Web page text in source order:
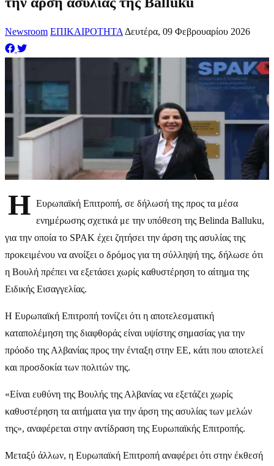
Newsroom ΕΠΙΚΑΙΡΟΤΗΤΑ Δευτέρα, 09 Φεβρουαρίου 2026
Η Ευρωπαϊκή Επιτροπή, σε δήλωσή της προς τα μέσα
ενημέρωσης σχετικά με την υπόθεση της Belinda Balluku,
για την οποία το SPAK έχει ζητήσει την άρση της ασυλίας της
προκειμένου να ανοίξει ο δρόμος για τη σύλληψή της, δήλωσε ότι
η Βουλή πρέπει να εξετάσει χωρίς καθυστέρηση το αίτημα της
Ειδικής Εισαγγελίας.
Η Ευρωπαϊκή Επιτροπή τονίζει ότι η αποτελεσματική
καταπολέμηση της διαφθοράς είναι υψίστης σημασίας για την
πρόοδο της Αλβανίας προς την ένταξη στην ΕΕ, κάτι που αποτελεί
και προσδοκία των πολιτών της.
«Είναι ευθύνη της Βουλής της Αλβανίας να εξετάζει χωρίς
καθυστέρηση τα αιτήματα για την άρση της ασυλίας των μελών
της», αναφέρεται στην αντίδραση της Ευρωπαϊκής Επιτροπής.
Μεταξύ άλλων, η Ευρωπαϊκή Επιτροπή αναφέρει ότι στην έκθεσή